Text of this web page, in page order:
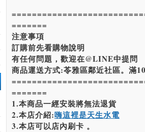
=======
注意事項
訂購前先看購物說明
有任何問題，歡迎在@LINE中提問
商品運送方式:苓雅區鄰近社區。滿
=======
1.本商品一經安裝將無法退貨
2.本店介紹:嗨這裡是天生水電
3.本店可以店內刷卡 。